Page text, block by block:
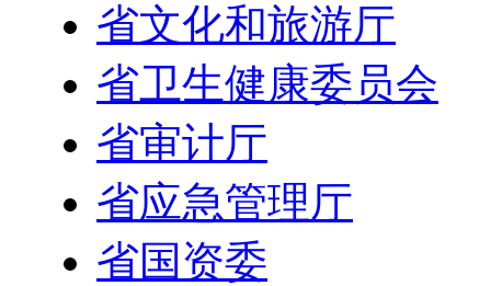
省文化和旅游厅
省卫生健康委员会
省审计厅
省应急管理厅
省国资委